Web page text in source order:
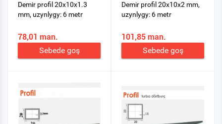
Demir profil 20x10x1.3
mm, uzynlygy: 6 metr
78,01 man.
Sebede goş
Demir profil 20x10x2 mm,
uzynlygy: 6 metr
101,85 man.
Sebede goş